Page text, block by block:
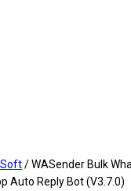
Soft/WASender Bulk
Auto Reply Bot (V3.7.0)